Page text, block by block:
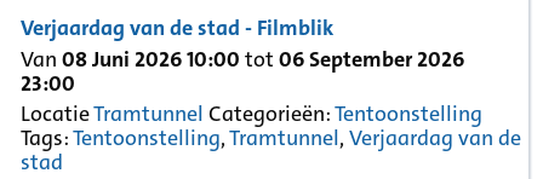
Verjaardag van de stad - Filmblik
Van08 Juni 2026 10:00 tot06 September 2026
23:00
LocatieTramtunnel Categorieën:Tentoonstelling
Tags:Tentoonstelling,Tramtunnel,Verjaardag van de
stad